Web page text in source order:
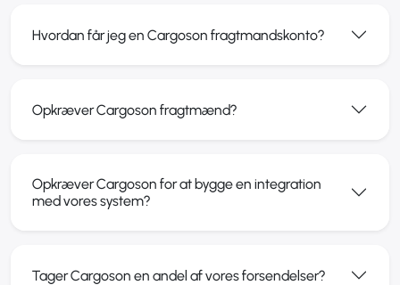
Hvordan får jeg en Cargoson fragtmandskonto?
Opkræver Cargoson fragtmænd?
Opkræver Cargoson for at bygge en integration
med vores system?
Tager Cargoson en andel af vores forsendelser?